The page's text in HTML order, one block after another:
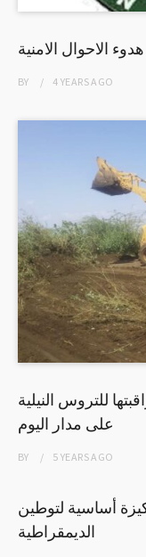
الاحوال الامنية
BY 4 YEARSAGO
للتروس النيلية
على مدار اليوم
BY 5 YEARSAGO
أساسية لتوطين
الديمقراطية